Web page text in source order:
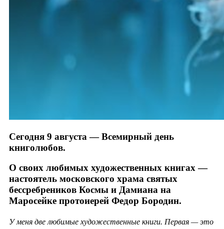
Сегодня 9 августа — Всемирный день
книголюбов.
О своих любимых художественных книгах —
настоятель московского храма святых
бессребреников Космы и Дамиана на
Маросейке протоиерей Федор Бородин.
У меня две любимые художественные книги. Первая — это